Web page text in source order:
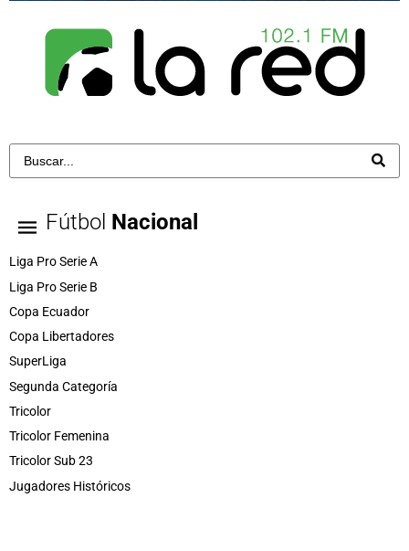
Fútbol Nacional
Liga Pro Serie A
Liga Pro Serie B
Copa Ecuador
Copa Libertadores
SuperLiga
Segunda Categoría
Tricolor
Tricolor Femenina
Tricolor Sub 23
Jugadores Históricos